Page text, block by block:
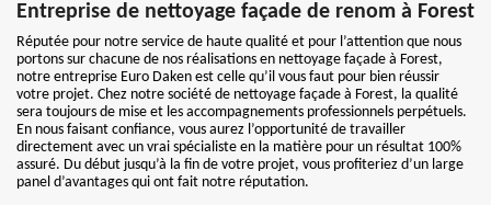
Entreprise de nettoyage façade de renom à Forest
Réputée pour notre service de haute qualité et pour l’attention que nous
portons sur chacune de nos réalisations en nettoyage façade à Forest,
notre entreprise Euro Daken est celle qu’il vous faut pour bien réussir
votre projet. Chez notre société de nettoyage façade à Forest, la qualité
sera toujours de mise et les accompagnements professionnels perpétuels.
En nous faisant confiance, vous aurez l’opportunité de travailler
directement avec un vrai spécialiste en la matière pour un résultat 100%
assuré. Du début jusqu’à la fin de votre projet, vous profiteriez d’un large
panel d’avantages qui ont fait notre réputation.